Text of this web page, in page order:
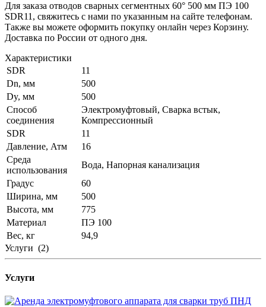
Для заказа отводов сварных сегментных 60° 500 мм ПЭ 100
SDR11, свяжитесь с нами по указанным на сайте телефонам.
Также вы можете оформить покупку онлайн через Корзину.
Доставка по России от одного дня.
Характеристики
SDR
11
Dn, мм
500
Dy, мм
500
Способ
соединения
Электромуфтовый, Сварка встык,
Компрессионный
SDR
11
Давление, Атм
16
Среда
использования
Вода, Напорная канализация
Градус
60
Ширина, мм
500
Высота, мм
775
Материал
ПЭ 100
Вес, кг
94,9
Услуги (2)
Услуги